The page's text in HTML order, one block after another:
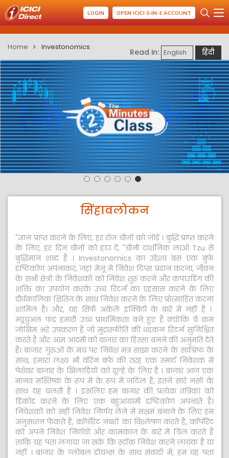
LOGIN OPEN ICICI 3-IN-1 ACCOUNT
Home Investonomics
Read in: English हिंदी
सिंहावलोकन
"ज्ञान प्राप्त करने के लिए, हर रोज चीजों को जोड़ें । बुद्धि प्राप्त करने
के लिए, हर दिन चीजों को हटा दें, "चीनी दार्शनिक लाओ Tzu से
बुद्धिमान शब्द हैं । Investonomics का उद्देश्य बस एक बुफे
दृष्टिकोण अपनाकर, जहां मेनू में निवेश टिप्स प्रदान करना, जीवन
के सभी क्षेत्रों के निवेशकों को निवेश शुरू करने और कंपाउंडिंग की
शक्ति का उपयोग करके उच्च रिटर्न का एहसास करने के लिए
दीर्घकालिक क्षितिज के साथ निवेश करने के लिए प्रोत्साहित करना
शामिल है। और, यह सिर्फ अकेले इक्विटी के बारे में नहीं है ।
म्यूचुअल फंड हमारी उच्च प्राथमिकता बने हुए हैं क्योंकि वे कम
जोखिम भरे उपकरण हैं जो मुद्रास्फीति की धड़कन रिटर्न सुनिश्चित
करते हैं और आम आदमी को बाजार का हिस्सा बनने की अनुमति देते
हैं। बाजार गुरुओं के मंच पर निवेश मंत्र साझा करने के सर्वश्रेष्ठ के
साथ, हमारा लक्ष्य भी वॉरेन बफे की तरह एक स्मार्ट निवेशक में
पेशेवर बाजार के खिलाड़ियों को दूल्हे के लिए है । बाजार आज एक
मानव मस्तिष्क के रूप में के रूप में जटिल है, इतने सारे नसों के
साथ यह चलती है । इसलिए हम बाजार की प्रत्येक तंत्रिका को
डिकोड करने के लिए एक बहुआयामी दृष्टिकोण अपनाते हैं।
निवेशकों को सही निवेश निर्णय लेने में सक्षम बनाने के लिए हम
अनुसंधान फेंकते हैं, कॉर्पोरेट नंबरों का विश्लेषण करते हैं, कॉर्पोरेट
को अपने निवेश निर्णयों और कामकाज के बारे में ग्रिल करते हैं
ताकि यह पता लगाया जा सके कि स्टॉक निवेश करने लायक है या
नहीं । बाजार के ग्लोबल डोयन्स के साथ संवादों में, हम यह पता